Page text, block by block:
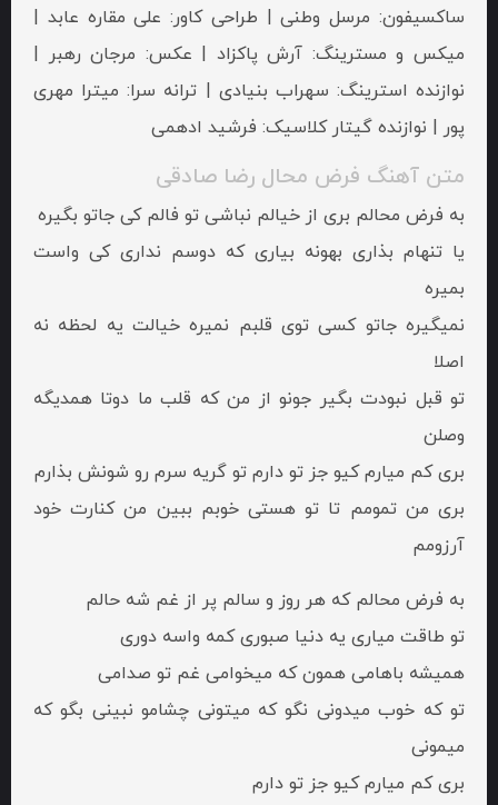
ساکسیفون: مرسل وطنی | طراحی کاور: علی مقاره عابد |
میکس و مسترینگ: آرش پاکزاد | عکس: مرجان رهبر |
نوازنده استرینگ: سهراب بنیادی | ترانه سرا: میترا مهری
پور | نوازنده گیتار کلاسیک: فرشید ادهمی
متن آهنگ فرض محال رضا صادقی
به فرض محالم بری از خیالم نباشی تو فالم کی جاتو بگیره
یا تنهام بذاری بهونه بیاری که دوسم نداری کی واست
بمیره
نمیگیره جاتو کسی توی قلبم نمیره خیالت یه لحظه نه
اصلا
تو قبل نبودت بگیر جونو از من که قلب ما دوتا همدیگه
وصلن
بری کم میارم کیو جز تو دارم تو گریه سرم رو شونش بذارم
بری من تمومم تا تو هستی خوبم ببین من کنارت خود
آرزومم
به فرض محالم که هر روز و سالم پر از غم شه حالم
تو طاقت میاری یه دنیا صبوری کمه واسه دوری
همیشه باهامی همون که میخوامی غم تو صدامی
تو که خوب میدونی نگو که میتونی چشامو نبینی بگو که
میمونی
بری کم میارم کیو جز تو دارم